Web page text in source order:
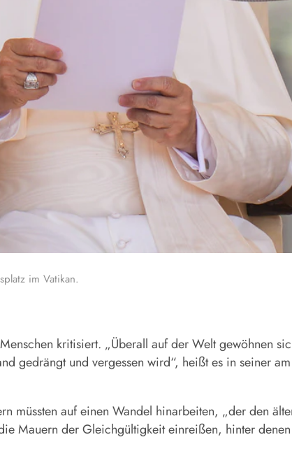
im Vatikan.
kritisiert. „Überall auf der Welt gewöhnen
gedrängt und vergessen wird“, heißt es in seiner
müssten auf einen Wandel hinarbeiten, „der den
Mauern der Gleichgültigkeit einreißen, hinter